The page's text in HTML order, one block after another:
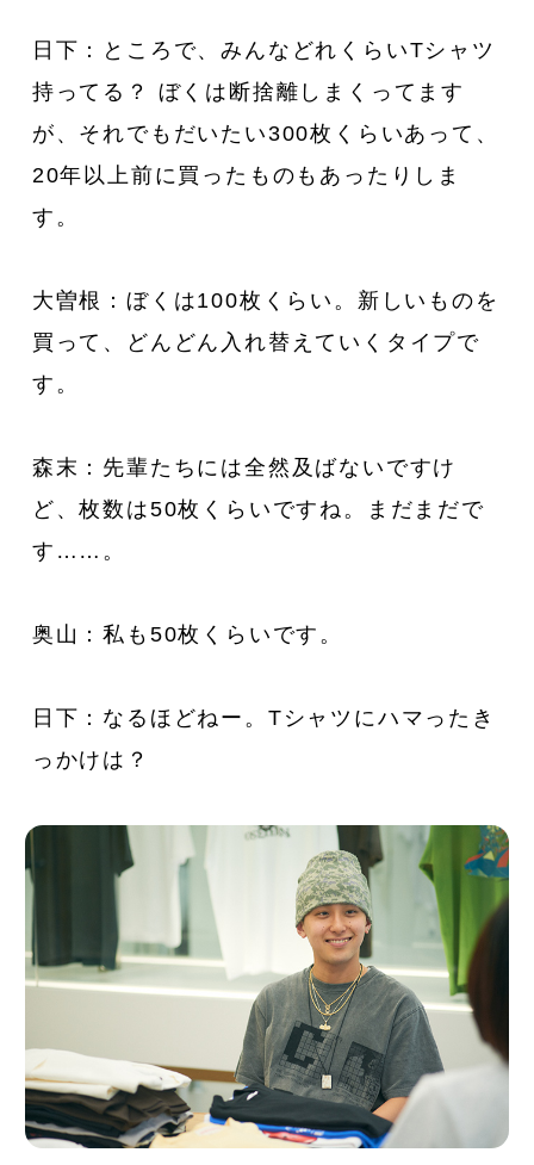
日下：ところで、みんなどれくらいTシャツ
持ってる？ ぼくは断捨離しまくってます
が、それでもだいたい300枚くらいあって、
20年以上前に買ったものもあったりしま
す。
大曽根：ぼくは100枚くらい。新しいものを
買って、どんどん入れ替えていくタイプで
す。
森末：先輩たちには全然及ばないですけ
ど、枚数は50枚くらいですね。まだまだで
す……。
奥山：私も50枚くらいです。
日下：なるほどねー。Tシャツにハマったき
っかけは？